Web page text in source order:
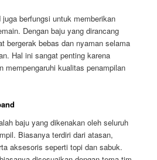
berfungsi untuk memberikan
Dengan baju yang dirancang
bergerak bebas dan nyaman selama
Hal ini sangat penting karena
mempengaruhi kualitas penampilan
baju yang dikenakan oleh seluruh
Biasanya terdiri dari atasan,
aksesoris seperti topi dan sabuk.